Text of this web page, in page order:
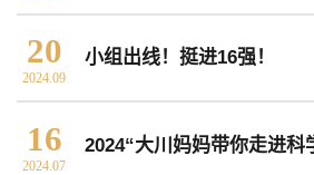
20
2024.09
小组出线！挺进16强！
16
2024.07